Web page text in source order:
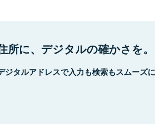
所に、デジタルの確かさを。
ジタルアドレスで入力も検索もスムーズ